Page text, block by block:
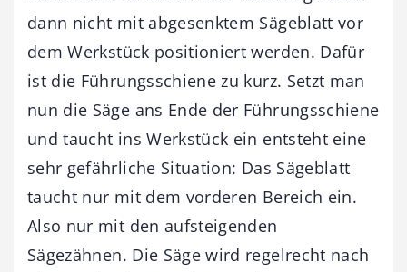
dann nicht mit abgesenktem Sägeblatt vor
dem Werkstück positioniert werden. Dafür
ist die Führungsschiene zu kurz. Setzt man
nun die Säge ans Ende der Führungsschiene
und taucht ins Werkstück ein entsteht eine
sehr gefährliche Situation: Das Sägeblatt
taucht nur mit dem vorderen Bereich ein.
Also nur mit den aufsteigenden
Sägezähnen. Die Säge wird regelrecht nach